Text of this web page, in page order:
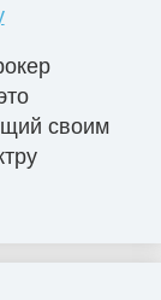
своим